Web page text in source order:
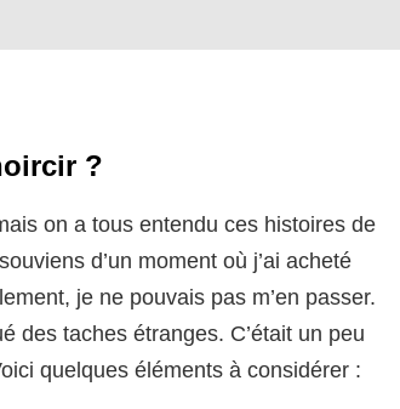
?
on a tous entendu ces histoires de
d’un moment où j’ai acheté
je ne pouvais pas m’en passer.
des taches étranges. C’était un peu
quelques éléments à considérer :